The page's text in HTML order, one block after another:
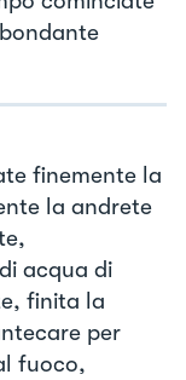
finemente la
la andrete
acqua di
finita la
per
fuoco,